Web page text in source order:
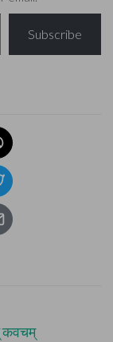
Subscribe
कवचम्